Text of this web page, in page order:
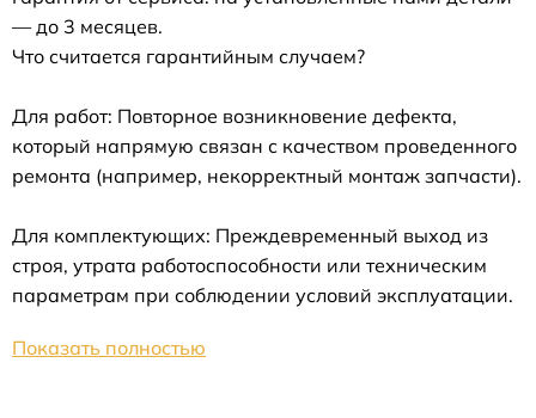
— до 3 месяцев.
Что считается гарантийным случаем?
Для работ: Повторное возникновение дефекта,
который напрямую связан с качеством проведенного
ремонта (например, некорректный монтаж запчасти).
Для комплектующих: Преждевременный выход из
строя, утрата работоспособности или техническим
параметрам при соблюдении условий эксплуатации.
Показать полностью